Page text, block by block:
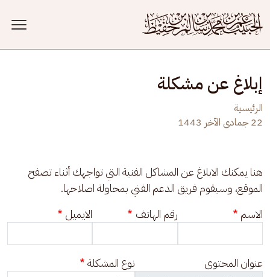
إبلاغ عن مشكلة
الرئيسية
22 جمادى الآخر 1443
هنا يمكنك الابلاغ عن المشاكل الفنية التي تواجهك أثناء تصفح
الموقع، وسيقوم فريق الدعم الفني بمحاولة اصلاحها.
الاسم
رقم الهاتف الايميل
عنوان المحتوى نوع المشكلة